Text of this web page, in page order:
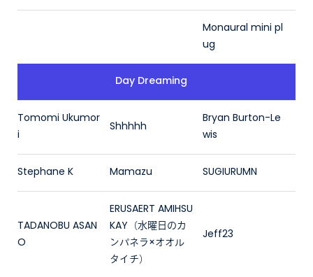
Monaural mini pl
ug
Day Dreaming
Tomomi Ukumor
i
Shhhhh
Bryan Burton-Le
wis
Stephane K Mamazu SUGIURUMN
TADANOBU ASAN
O
ERUSAERT AMIHSU
KAY（水曜日のカ
ンパネラ×オオル
タイチ）
Jeff23